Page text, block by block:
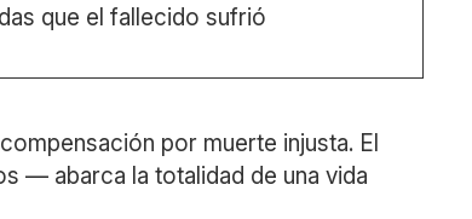
que el fallecido sufrió
por muerte injusta. El
— abarca la totalidad de una vida